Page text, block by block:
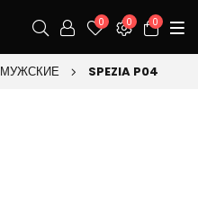
0 0 0
МУЖСКИЕ SPEZIA P04